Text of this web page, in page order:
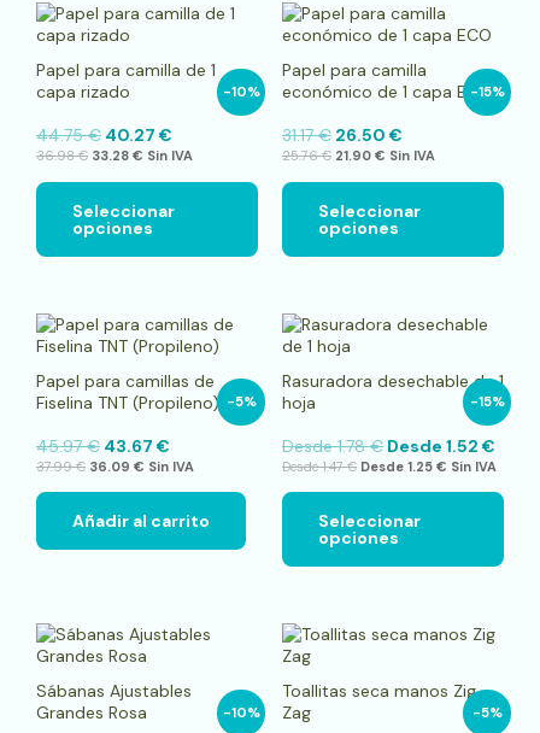
producto
-10%
Papel para camilla de 1
capa rizado
44.75€ 40.27 €
36.98€ 33.28 € Sin IVA
Seleccionar
opciones
Este
producto
múltiples
variantes.
opciones
pueden
la
producto
-15%
Papel para camilla
económico de 1 capa ECO
31.17€ 26.50 €
25.76€ 21.90 € Sin IVA
Seleccionar
opciones
la
-5%
Papel para camillas de
Fiselina TNT (Propileno)
45.97€ 43.67 €
37.99€ 36.09 € Sin IVA
Añadir al carrito
-15%
Rasuradora desechable de 1
hoja
Desde1.78€ Desde 1.52 €
Desde1.47€ Desde 1.25 € Sin IVA
Seleccionar
opciones
la
-10%
Sábanas Ajustables
Grandes Rosa
Este
producto
múltiples
variantes.
-5%
Toallitas seca manos Zig
Zag